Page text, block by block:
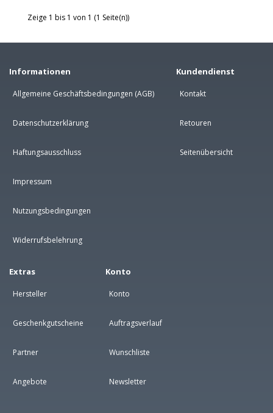
Zeige 1 bis 1 von 1 (1 Seite(n))
Informationen
Allgemeine Geschäftsbedingungen (AGB)
Datenschutzerklärung
Haftungsausschluss
Impressum
Nutzungsbedingungen
Widerrufsbelehrung
Kundendienst
Kontakt
Retouren
Seitenübersicht
Extras
Hersteller
Geschenkgutscheine
Partner
Angebote
Konto
Konto
Auftragsverlauf
Wunschliste
Newsletter